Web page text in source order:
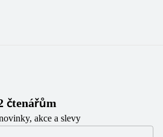
čtenářům
akce a slevy